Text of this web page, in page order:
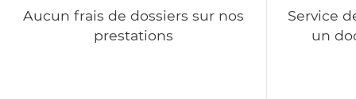
Aucun frais de dossiers sur nos
prestations
Service
un